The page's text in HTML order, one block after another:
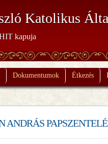
Katolikus
kapuja
Dokumentumok Étkezés
ANDRÁS